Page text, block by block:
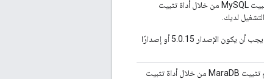
Apigee أو الربط بتثبيت حالي. في حال تثبيت MySQL من خلال أداة تثبيت
إذا أردت الاتصال بتثبيت MySQL عن بُعد، يجب أن يكون الإصدار 5.0.15 أو إصدارًا
Apigee أو الربط بتثبيت حالي. في حال تم تثبيت MaraDB من خلال أداة تثبيت